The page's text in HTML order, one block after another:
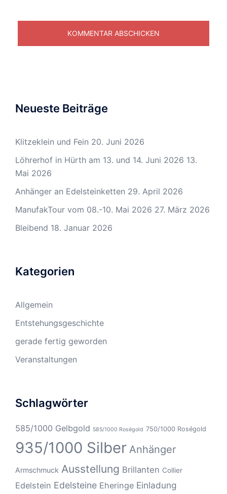
Neueste Beiträge
Klitzeklein und Fein 20. Juni 2026
Löhrerhof in Hürth am 13. und 14. Juni 2026 13.
Mai 2026
Anhänger an Edelsteinketten 29. April 2026
ManufakTour vom 08.-10. Mai 2026 27. März 2026
Bleibend 18. Januar 2026
Kategorien
Allgemein
Entstehungsgeschichte
gerade fertig geworden
Veranstaltungen
Schlagwörter
585/1000 Gelbgold 585/1000 Roségold 750/1000 Roségold
935/1000 Silber Anhänger
Armschmuck Ausstellung Brillanten Collier
Edelstein Edelsteine Eheringe Einladung